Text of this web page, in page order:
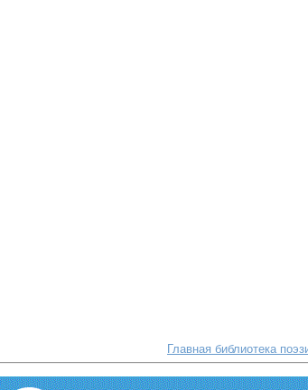
Главная библиотека